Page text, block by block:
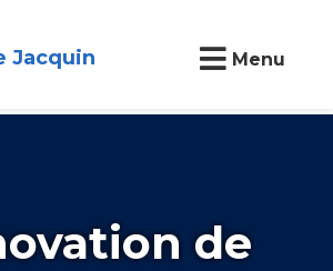
Jacquin Menu
de